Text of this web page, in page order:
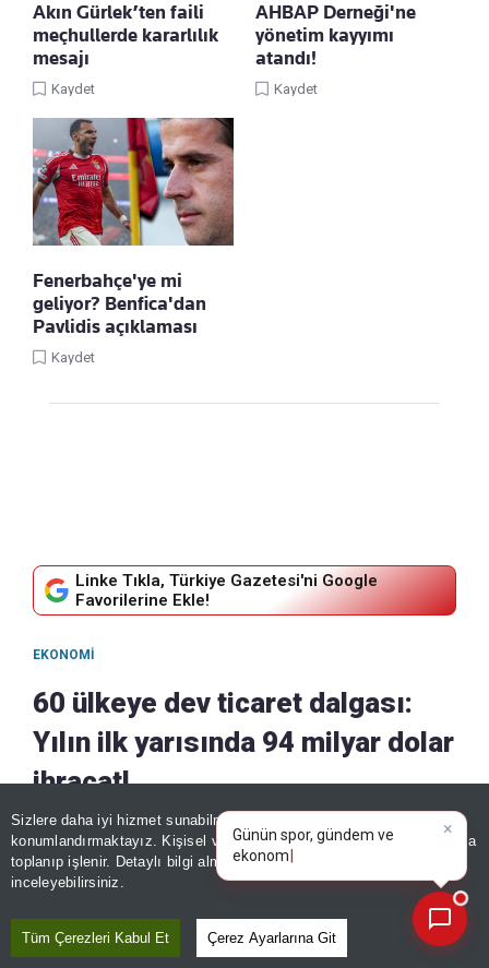
Sizlere daha iyi hizmet sunabilmek adına sitemizde
konumlandırmaktayız. Kişisel verileriniz, KVKK ve GDPR kapsamında
toplanıp işlenir. Detaylı bilgi almak içinAydınlatma Metnimizi
inceleyebilirsiniz.
Tüm Çerezleri Kabul Et Çerez Ayarlarına Git
Akın Gürlek’ten faili
meçhullerde kararlılık
mesajı
Kaydet
AHBAP Derneği'ne
yönetim kayyımı
atandı!
Kaydet
Fenerbahçe'ye mi
geliyor? Benfica'dan
Pavlidis açıklaması
Kaydet
Linke Tıkla, Türkiye Gazetesi'ni Google
Favorilerine Ekle!
EKONOMI
60 ülkeye dev ticaret dalgası:
Yılın ilk yarısında 94 milyar dolar
ihracat!
07 Ağustos, 2026 - 11:29 | 07 Ağustos, 2026 - 11:29
Paylaş
×
Günün spor, gündem ve
ekonomi gelişmelerini analiz
edin!|